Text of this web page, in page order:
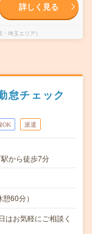
詳しく見る
埼玉エリア）
怠チェック
OK 派遣
から徒歩7分
60分）
はお気軽にご相談く